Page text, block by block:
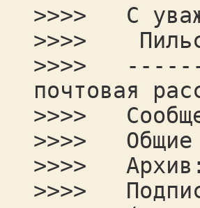
>>>> С
>>>>
>>>>
почтовая
>>>>
>>>> Общие
>>>>
>>>>